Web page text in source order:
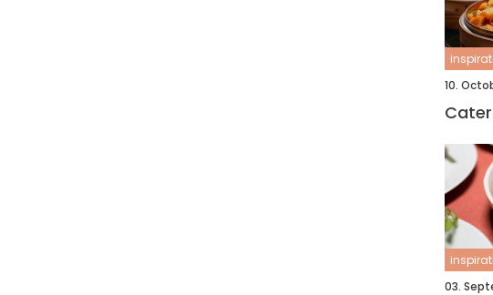
10.
03.